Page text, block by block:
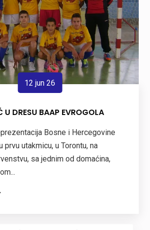
12 jun 26
U DRESU BAAP EVROGOLA
Bosne i Hercegovine
prvu utakmicu, u Torontu, na
sa jednim od domaćina,